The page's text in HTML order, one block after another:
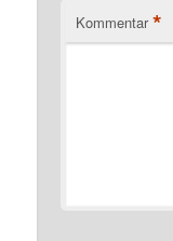
Kommentar *